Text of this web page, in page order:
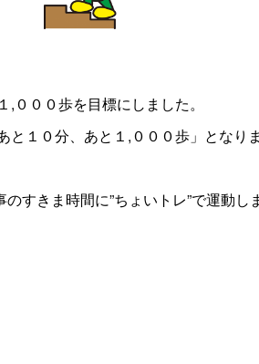
０００歩を目標にしました。
１０分、あと１,０００歩」となりま
すきま時間に”ちょいトレ”で運動し